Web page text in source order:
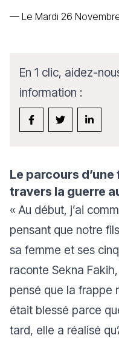
— Le Mardi 26
En 1 clic, aidez-
information :
Le parcours
travers la guerre
« Au début, j’ai
pensant que notre
sa femme et ses
raconte Sekna
pensé que la frappe
était blessé parce
tard, elle a réalisé